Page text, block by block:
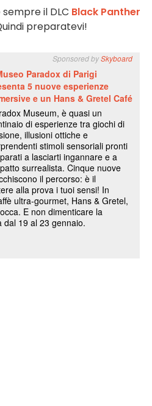
il DLC Black Panther
preparatevi!